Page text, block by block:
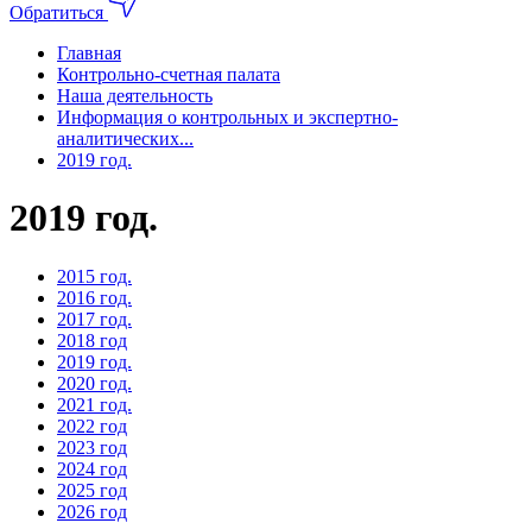
Обратиться
Главная
Контрольно-счетная палата
Наша деятельность
Информация о контрольных и экспертно-
аналитических...
2019 год.
2019 год.
2015 год.
2016 год.
2017 год.
2018 год
2019 год.
2020 год.
2021 год.
2022 год
2023 год
2024 год
2025 год
2026 год